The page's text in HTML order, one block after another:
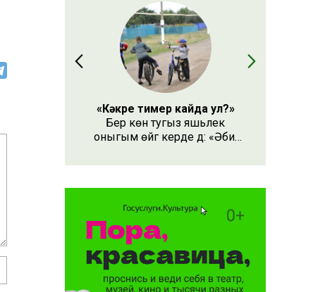
«Кәкре тимер кайда ул?»
Бер көн тугыз яшьлек
оныгым өйгә керде дә: «Әби,
ул?» – дип сорады.